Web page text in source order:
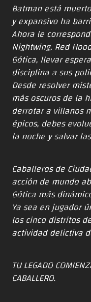
Batman está
y expansivo ha
Ahora le
Nightwing, Red
Gótica, llevar
disciplina a sus
Desde resolver
más oscuros de la
derrotar a villanos
épicos, debes
la noche y salvar
Caballeros de
acción de mundo
Gótica más
Ya sea en jugador
los cinco distritos
actividad delictiva
TU LEGADO
CABALLERO.